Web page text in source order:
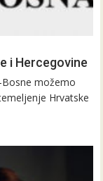
i Hercegovine
možemo
Hrvatske